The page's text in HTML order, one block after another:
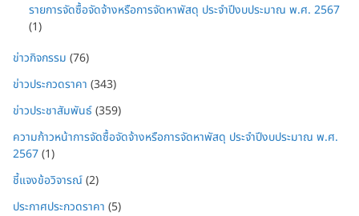
รายการจัดซื้อจัดจ้างหรือการจัดหาพัสดุ ประจำปีงบประมาณ พ.ศ. 2567
(1)
ข่าวกิจกรรม (76)
ข่าวประกวดราคา (343)
ข่าวประชาสัมพันธ์(359)
ความก้าวหน้าการจัดซื้อจัดจ้างหรือการจัดหาพัสดุ ประจำปีงบประมาณ พ.ศ.
2567(1)
ชี้แจงข้อวิจารณ์(2)
ประกาศประกวดราคา (5)